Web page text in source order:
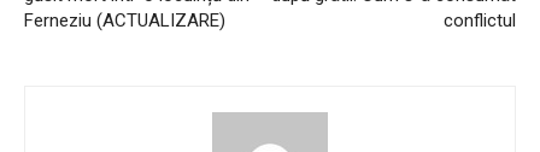
Ferneziu (ACTUALIZARE)
conflictul